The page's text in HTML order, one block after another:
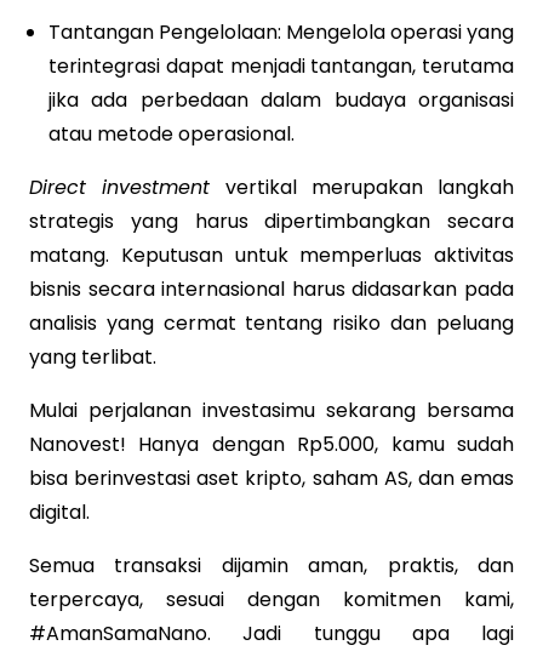
Tantangan Pengelolaan: Mengelola operasi yang
terintegrasi dapat menjadi tantangan, terutama
jika ada perbedaan dalam budaya organisasi
atau metode operasional.
Direct investment vertikal merupakan langkah
strategis yang harus dipertimbangkan secara
matang. Keputusan untuk memperluas aktivitas
bisnis secara internasional harus didasarkan pada
analisis yang cermat tentang risiko dan peluang
yang terlibat.
Mulai perjalanan investasimu sekarang bersama
Nanovest! Hanya dengan Rp5.000, kamu sudah
bisa berinvestasi aset kripto, saham AS, dan emas
digital.
Semua transaksi dijamin aman, praktis, dan
terpercaya, sesuai dengan komitmen kami,
#AmanSamaNano. Jadi tunggu apa lagi